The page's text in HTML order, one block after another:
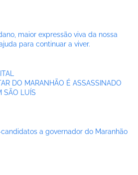
maior expressão viva da nossa
para continuar a viver.
DO MARANHÃO É ASSASSINADO
SÃO LUÍS
a governador do Maranhão